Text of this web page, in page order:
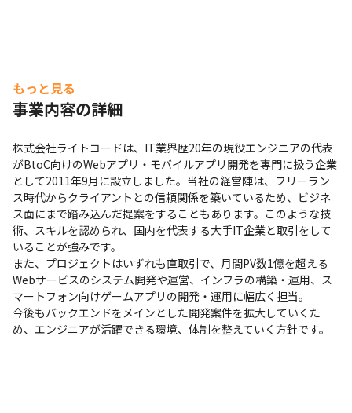
もっと見る
事業内容の詳細
株式会社ライトコードは、IT業界歴20年の現役エンジニアの代表
がBtoC向けのWebアプリ・モバイルアプリ開発を専門に扱う企業
として2011年9月に設立しました。当社の経営陣は、フリーラン
ス時代からクライアントとの信頼関係を築いているため、ビジネ
ス面にまで踏み込んだ提案をすることもあります。このような技
術、スキルを認められ、国内を代表する大手IT企業と取引をして
いることが強みです。
また、プロジェクトはいずれも直取引で、月間PV数1億を超える
Webサービスのシステム開発や運営、インフラの構築・運用、ス
マートフォン向けゲームアプリの開発・運用に幅広く担当。
今後もバックエンドをメインとした開発案件を拡大していくた
め、エンジニアが活躍できる環境、体制を整えていく方針です。